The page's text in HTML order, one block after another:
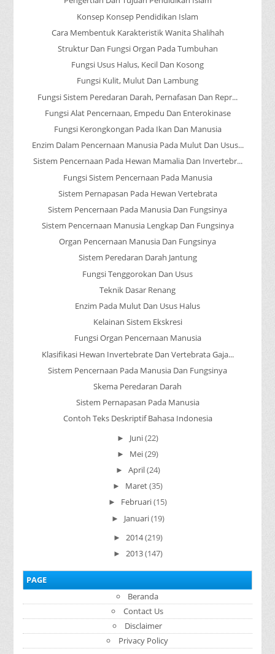
Konsep Konsep Pendidikan Islam
Cara Membentuk Karakteristik Wanita Shalihah
Struktur Dan Fungsi Organ Pada Tumbuhan
Fungsi Usus Halus, Kecil Dan Kosong
Fungsi Kulit, Mulut Dan Lambung
Fungsi Sistem Peredaran Darah, Pernafasan Dan Repr...
Fungsi Alat Pencernaan, Empedu Dan Enterokinase
Fungsi Kerongkongan Pada Ikan Dan Manusia
Enzim Dalam Pencernaan Manusia Pada Mulut Dan Usus...
Sistem Pencernaan Pada Hewan Mamalia Dan Invertebr...
Fungsi Sistem Pencernaan Pada Manusia
Sistem Pernapasan Pada Hewan Vertebrata
Sistem Pencernaan Pada Manusia Dan Fungsinya
Sistem Pencernaan Manusia Lengkap Dan Fungsinya
Organ Pencernaan Manusia Dan Fungsinya
Sistem Peredaran Darah Jantung
Fungsi Tenggorokan Dan Usus
Teknik Dasar Renang
Enzim Pada Mulut Dan Usus Halus
Kelainan Sistem Ekskresi
Fungsi Organ Pencernaan Manusia
Klasifikasi Hewan Invertebrate Dan Vertebrata Gaja...
Sistem Pencernaan Pada Manusia Dan Fungsinya
Skema Peredaran Darah
Sistem Pernapasan Pada Manusia
Contoh Teks Deskriptif Bahasa Indonesia
► Juni(22)
► Mei(29)
► April(24)
► Maret(35)
► Februari(15)
► Januari(19)
► 2014(219)
► 2013(147)
PAGE
Beranda
Contact Us
Disclaimer
Privacy Policy